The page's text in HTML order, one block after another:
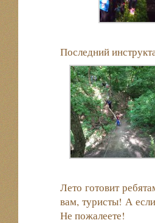
Последний
Лето готовит
вам, туристы! А
Не пожалеете!